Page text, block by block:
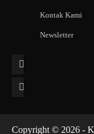
Kontak Kami
Newsletter
Copyright © 2026 -